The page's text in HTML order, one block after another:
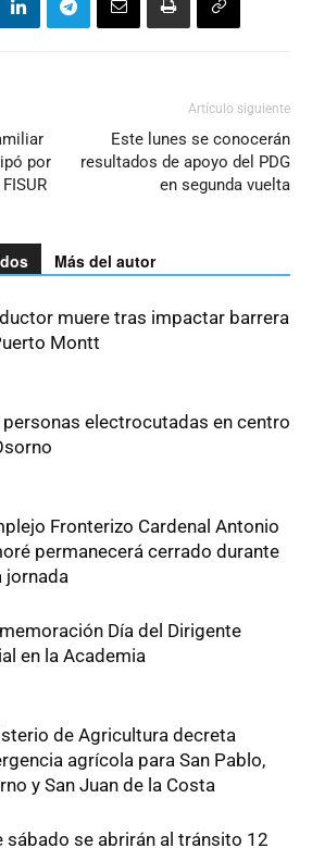
por
Artículo siguiente
Este lunes se conocerán
resultados de apoyo del PDG
en segunda vuelta
Más del autor
muere tras impactar barrera
Montt
personas electrocutadas en centro
Fronterizo Cardenal Antonio
permanecerá cerrado durante
jornada
Día del Dirigente
en la Academia
de Agricultura decreta
agrícola para San Pablo,
y San Juan de la Costa
sábado se abrirán al tránsito 12